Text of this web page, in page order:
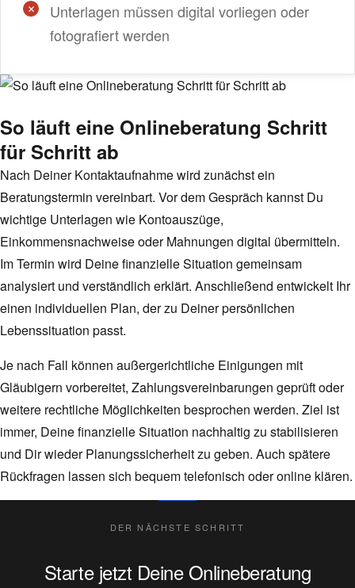
Unterlagen müssen digital vorliegen oder
fotografiert werden
So läuft eine Onlineberatung Schritt
für Schritt ab
Nach Deiner Kontaktaufnahme wird zunächst ein
Beratungstermin vereinbart. Vor dem Gespräch kannst Du
wichtige Unterlagen wie Kontoauszüge,
Einkommensnachweise oder Mahnungen digital übermitteln.
Im Termin wird Deine finanzielle Situation gemeinsam
analysiert und verständlich erklärt. Anschließend entwickelt Ihr
einen individuellen Plan, der zu Deiner persönlichen
Lebenssituation passt.
Je nach Fall können außergerichtliche Einigungen mit
Gläubigern vorbereitet, Zahlungsvereinbarungen geprüft oder
weitere rechtliche Möglichkeiten besprochen werden. Ziel ist
immer, Deine finanzielle Situation nachhaltig zu stabilisieren
und Dir wieder Planungssicherheit zu geben. Auch spätere
Rückfragen lassen sich bequem telefonisch oder online klären.
DER NÄCHSTE SCHRITT
Starte jetzt Deine Onlineberatung